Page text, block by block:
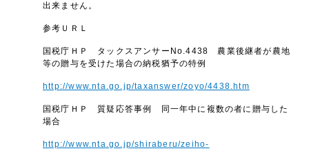
出来ません。
参考ＵＲＬ
国税庁ＨＰ タックスアンサーNo.4438 農業後継者が農地
等の贈与を受けた場合の納税猶予の特例
http://www.nta.go.jp/taxanswer/zoyo/4438.htm
国税庁ＨＰ 質疑応答事例 同一年中に複数の者に贈与した
場合
http://www.nta.go.jp/shiraberu/zeiho-